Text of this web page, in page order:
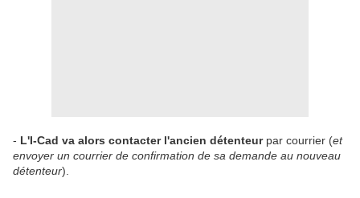
- L'I-Cad va alors contacter l'ancien détenteur par courrier (et
envoyer un courrier de confirmation de sa demande au nouveau
détenteur).